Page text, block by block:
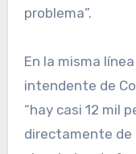
problema”.
En la misma
intendente de
“hay casi 12 mil
directamente de